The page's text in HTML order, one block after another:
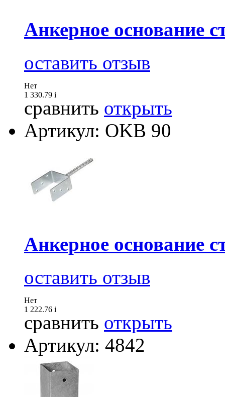
Анкерное основание
оставить отзыв
Нет
1 330.79 i
сравнить открыть
Артикул: OKB 90
Анкерное основание
оставить отзыв
Нет
1 222.76 i
сравнить открыть
Артикул: 4842